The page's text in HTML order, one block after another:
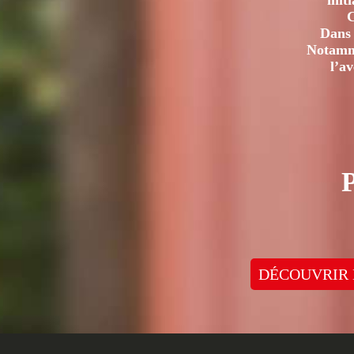
DÉCOUVRIR